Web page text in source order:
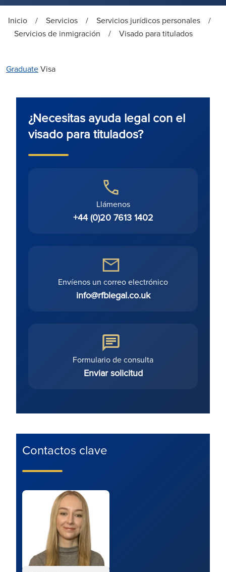
Inicio / Servicios / Servicios jurídicos personales
/
Servicios de inmigración
/ Visado para titulados
GraduateVisa
¿Necesitas ayuda legal con el
visado para titulados?
Llámenos
+44 (0)20 7613 1402
Envíenos un correo electrónico
info@rfblegal.co.uk
Formulario de consulta
Enviar solicitud
Contactos clave